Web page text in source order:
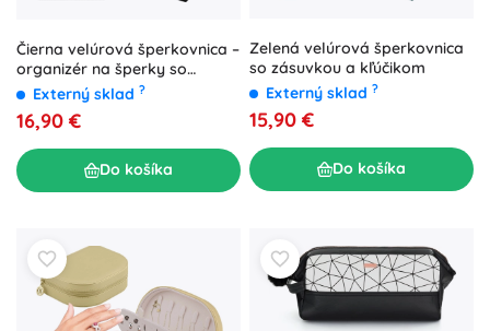
Čierna velúrová šperkovnica –
organizér na šperky so
zásuvkou a kľúčikom
Externý sklad ?
16,90 €
Do košíka
Zelená velúrová šperkovnica
so zásuvkou a kľúčikom
Externý sklad ?
15,90 €
Do košíka